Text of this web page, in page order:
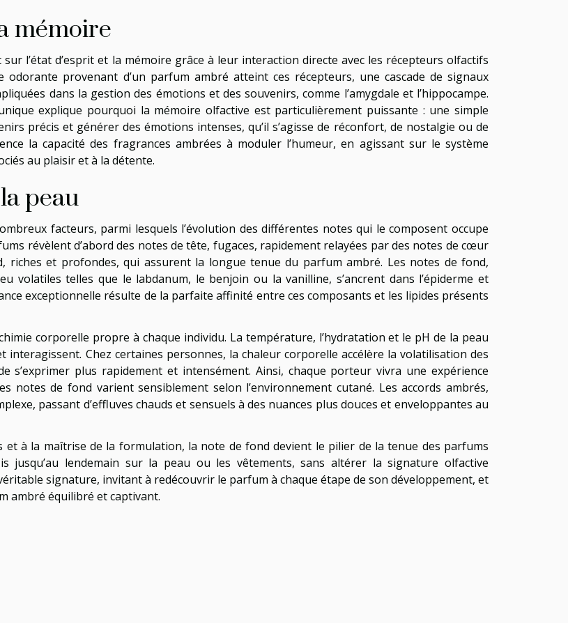
mémoire
l’état d’esprit et la mémoire grâce à leur interaction directe avec les récepteurs olfactifs
odorante provenant d’un parfum ambré atteint ces récepteurs, une cascade de signaux
dans la gestion des émotions et des souvenirs, comme l’amygdale et l’hippocampe.
explique pourquoi la mémoire olfactive est particulièrement puissante : une simple
précis et générer des émotions intenses, qu’il s’agisse de réconfort, de nostalgie ou de
la capacité des fragrances ambrées à moduler l’humeur, en agissant sur le système
au plaisir et à la détente.
peau
facteurs, parmi lesquels l’évolution des différentes notes qui le composent occupe
révèlent d’abord des notes de tête, fugaces, rapidement relayées par des notes de cœur
riches et profondes, qui assurent la longue tenue du parfum ambré. Les notes de fond,
volatiles telles que le labdanum, le benjoin ou la vanilline, s’ancrent dans l’épiderme et
exceptionnelle résulte de la parfaite affinité entre ces composants et les lipides présents
corporelle propre à chaque individu. La température, l’hydratation et le pH de la peau
Chez certaines personnes, la chaleur corporelle accélère la volatilisation des
plus rapidement et intensément. Ainsi, chaque porteur vivra une expérience
de fond varient sensiblement selon l’environnement cutané. Les accords ambrés,
passant d’effluves chauds et sensuels à des nuances plus douces et enveloppantes au
et à la maîtrise de la formulation, la note de fond devient le pilier de la tenue des parfums
jusqu’au lendemain sur la peau ou les vêtements, sans altérer la signature olfactive
signature, invitant à redécouvrir le parfum à chaque étape de son développement, et
ambré équilibré et captivant.